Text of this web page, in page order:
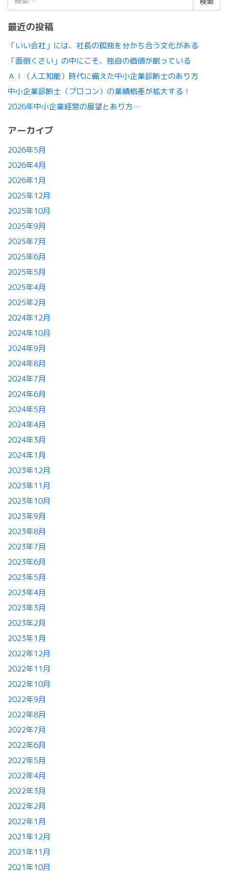
索:
最近の投稿
「いい会社」には、社長の孤独を分かち合う文化がある
「面倒くさい」の中にこそ、独自の価値が眠っている
ＡＩ（人工知能）時代に備えた中小企業診断士のあり方
中小企業診断士（プロコン）の業績格差が拡大する！
2026年中小企業経営の展望とあり方…
アーカイブ
2026年5月
2026年4月
2026年1月
2025年12月
2025年10月
2025年9月
2025年7月
2025年6月
2025年5月
2025年4月
2025年2月
2024年12月
2024年10月
2024年9月
2024年8月
2024年7月
2024年6月
2024年5月
2024年4月
2024年3月
2024年1月
2023年12月
2023年11月
2023年10月
2023年9月
2023年8月
2023年7月
2023年6月
2023年5月
2023年4月
2023年3月
2023年2月
2023年1月
2022年12月
2022年11月
2022年10月
2022年9月
2022年8月
2022年7月
2022年6月
2022年5月
2022年4月
2022年3月
2022年2月
2022年1月
2021年12月
2021年11月
2021年10月